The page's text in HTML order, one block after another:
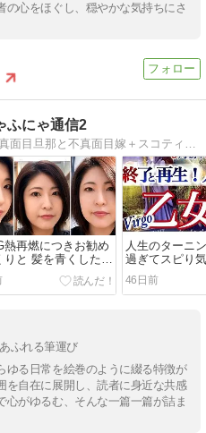
心をほぐし、穏やかな気持ちにさ
ふにゃ通信2
熱再燃につきお勧め
りと 髪を青くしたか
・・
人生のターニ
過ぎてスピり
46日前
ふれる筆運び
ゆる日常を絵巻のように綴る特徴が
を自在に展開し、読者に身近な共感
心がゆるむ、そんな一篇一篇が詰ま